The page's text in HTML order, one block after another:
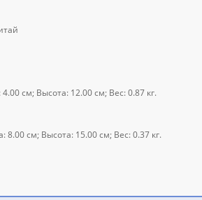
см; Высота: 12.00 см; Вес: 0.87 кг.
см; Высота: 15.00 см; Вес: 0.37 кг.